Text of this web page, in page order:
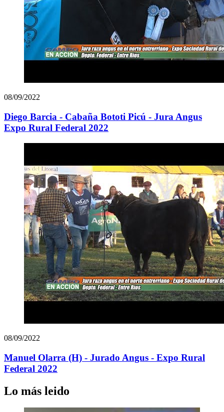
08/09/2022
Diego Barcia - Cabaña Bototi Picú - Jura Angus
Expo Rural Federal 2022
08/09/2022
Manuel Olarra (H) - Jurado Angus - Expo Rural
Federal 2022
Lo más leido